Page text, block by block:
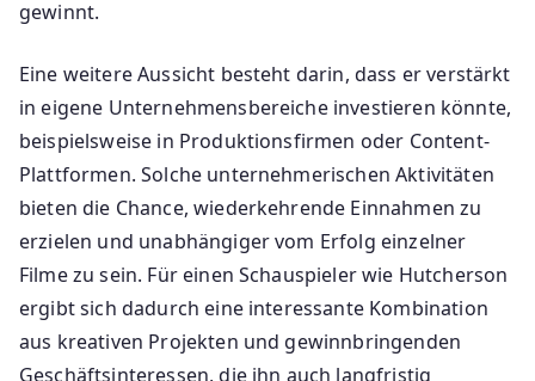
gewinnt.
Eine weitere Aussicht besteht darin, dass er verstärkt
in eigene Unternehmensbereiche investieren könnte,
beispielsweise in Produktionsfirmen oder Content-
Plattformen. Solche unternehmerischen Aktivitäten
bieten die Chance, wiederkehrende Einnahmen zu
erzielen und unabhängiger vom Erfolg einzelner
Filme zu sein. Für einen Schauspieler wie Hutcherson
ergibt sich dadurch eine interessante Kombination
aus kreativen Projekten und gewinnbringenden
Geschäftsinteressen, die ihn auch langfristig